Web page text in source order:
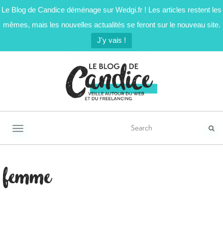
Le Blog de Candice déménage sur Wedgi.fr ! Les articles restent les
mêmes, mais les nouvelles actualités se feront sur le nouveau site.
J'y vais !
Activer/désactiver la navigation
femme